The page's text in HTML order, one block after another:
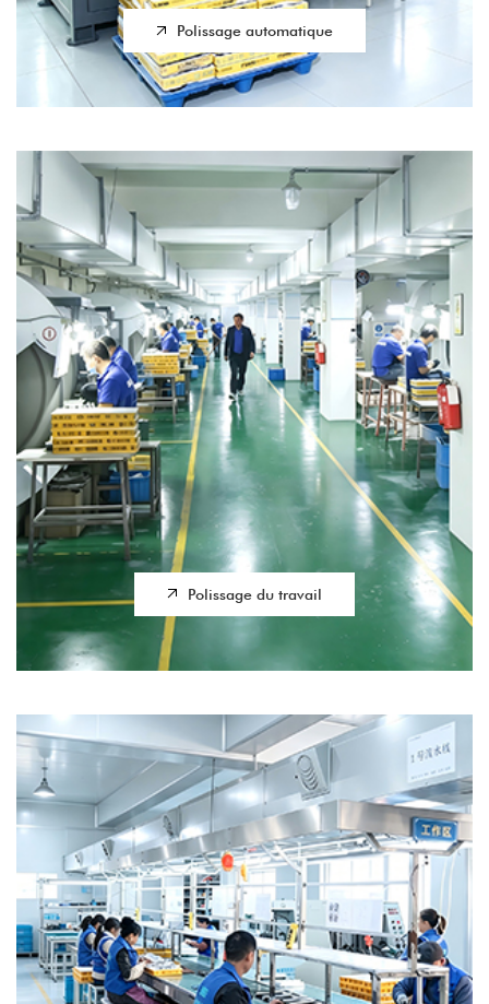
Polissage automatique
Polissage du travail